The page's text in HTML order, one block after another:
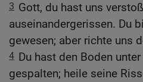
3 Gott, du hast uns
auseinandergerissen. Du
gewesen; aber richte uns
4 Du hast den Boden
gespalten; heile seine